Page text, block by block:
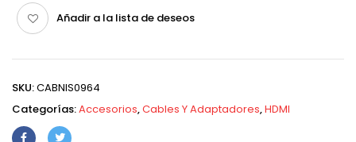
Añadir a la lista de deseos
SKU:CABNIS0964
Categorías:Accesorios,Cables Y Adaptadores,HDMI